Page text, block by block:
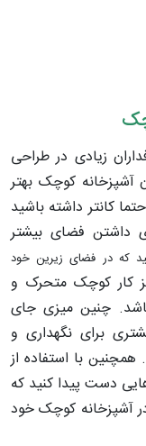
زیادی در طراحی
آشپزخانه‌ کوچک بهتر
کانتر داشته باشید
داشتن فضای بیشتر
که در فضای زیرین خود
کار کوچک متحرک و
چنین میزی جای
برای نگهداری و
همچنین با استفاده از
دست پیدا کنید که
آشپزخانه‌ کوچک خود